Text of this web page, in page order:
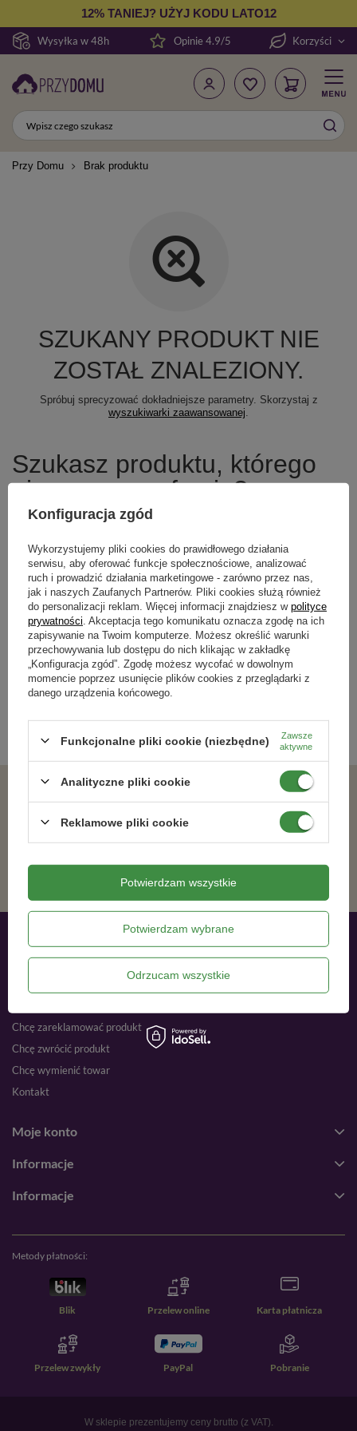
Wysyłka w 48h
12% TANIEJ? UŻYJ KODU LATO12
Opinie 4.9/5 Korzyści
Przy Domu Brak produktu
SZUKANY PRODUKT NIE
ZOSTAŁ ZNALEZIONY.
Spróbuj sprecyzować dokładniejsze parametry. Skorzystaj z
wyszukiwarki zaawansowanej.
Szukasz produktu, którego
nie mamy w ofercie?
Jeśli nie znalazłeś w naszej ofercie produktu, a chciałbyś kupić go w
przesłać nam opis szukanego przedmiotu. Aby móc to zrobić musisz
byćzalogowany.
Newsletter
Zapisz się do newslettera i bądź na
bieżąco z aktualnymi promocjami
Zgadzam się na otrzymywanie wiadomości marketingowych na podany adres e-mail oraz przetwarzanie danych osobowych zgodnie z
ZAPISZ SIĘ
Moje zamówienia
Chcę zareklamować produkt
Chcę zwrócić produkt
Chcę wymienić towar
Kontakt
Moje konto
Informacje
Informacje
Metody płatności:
Blik Przelew online Karta płatnicza
Przelew zwykły PayPal Pobranie
W sklepie prezentujemy ceny brutto (z VAT).
Konfiguracja zgód
Wykorzystujemy pliki cookies do prawidłowego działania
serwisu, aby oferować funkcje społecznościowe, analizować
ruch i prowadzić działania marketingowe - zarówno przez nas,
jak i naszych Zaufanych Partnerów. Pliki cookies służą również
do personalizacji reklam. Więcej informacji znajdziesz w polityce
prywatności . Akceptacja tego komunikatu oznacza zgodę na ich
zapisywanie na Twoim komputerze. Możesz określić warunki
przechowywania lub dostępu do nich klikając w zakładkę
„Konfiguracja zgód”. Zgodę możesz wycofać w dowolnym
momencie poprzez usunięcie plików cookies z przeglądarki z
danego urządzenia końcowego.
Funkcjonalne pliki cookie (niezbędne)
Zawsze
aktywne
Analityczne pliki cookie
Reklamowe pliki cookie
Potwierdzam wybrane
Odrzucam wszystkie
Potwierdzam wszystkie